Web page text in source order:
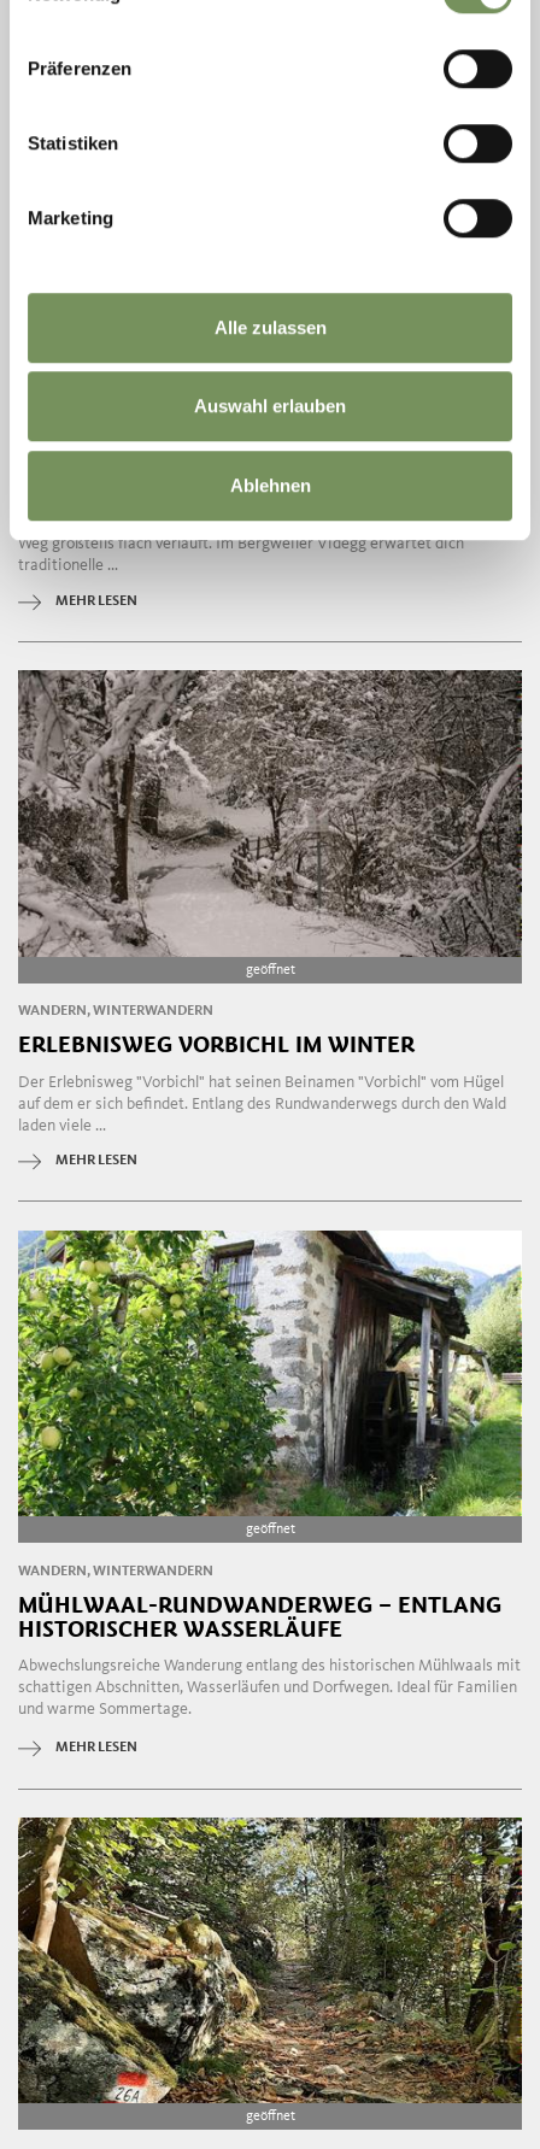
Präferenzen
Statistiken
Marketing
Alle zulassen
Auswahl erlauben
Ablehnen
WINTERWANDERUNG VON OBERKIRN ZUM
BERGWEILER VIDEGG
Diese Winterwanderung ist für Familien besonders gut geeignet, da der
Weg großteils flach verläuft. Im Bergweiler Videgg erwartet dich
traditionelle ...
MEHR LESEN
geöffnet
WANDERN, WINTERWANDERN
ERLEBNISWEG VORBICHL IM WINTER
Der Erlebnisweg "Vorbichl" hat seinen Beinamen "Vorbichl" vom Hügel
auf dem er sich befindet. Entlang des Rundwanderwegs durch den Wald
laden viele ...
MEHR LESEN
geöffnet
WANDERN, WINTERWANDERN
MÜHLWAAL-RUNDWANDERWEG – ENTLANG
HISTORISCHER WASSERLÄUFE
Abwechslungsreiche Wanderung entlang des historischen Mühlwaals mit
schattigen Abschnitten, Wasserläufen und Dorfwegen. Ideal für Familien
und warme Sommertage.
MEHR LESEN
geöffnet